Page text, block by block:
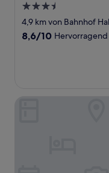
3.5-
Sterne-
Unterkunft
4,9 km von Bahnhof
8.6
8,6/10 Hervorragend